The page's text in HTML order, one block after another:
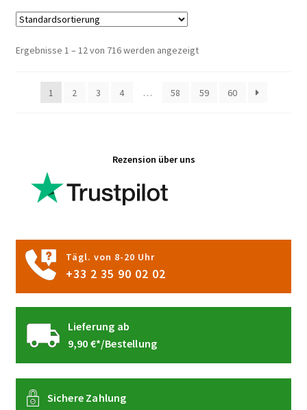
auf
Ergebnisse 1 – 12 von 716 werden angezeigt
1 2 3 4 … 58 59 60
Rezension über uns
Tägl. von 8-20 Uhr
+33 2 35 90 02 02
Lieferung ab
9,90 €*/Bestellung
Sichere Zahlung